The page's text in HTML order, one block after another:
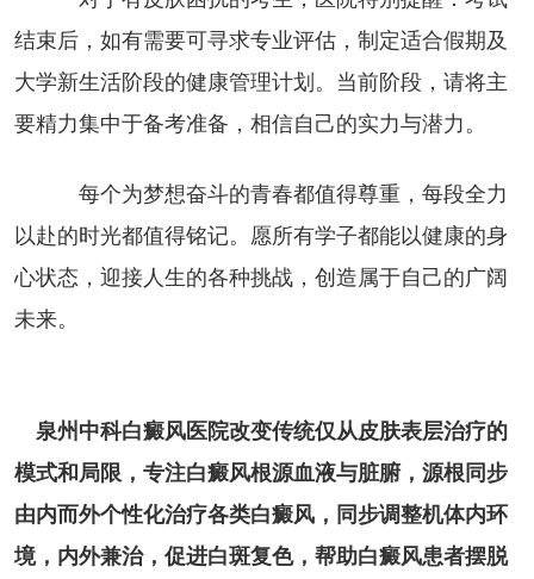
结束后，如有需要可寻求专业评估，制定适合假期及
大学新生活阶段的健康管理计划。当前阶段，请将主
要精力集中于备考准备，相信自己的实力与潜力。
每个为梦想奋斗的青春都值得尊重，每段全力
以赴的时光都值得铭记。愿所有学子都能以健康的身
心状态，迎接人生的各种挑战，创造属于自己的广阔
未来。
泉州中科白癜风医院改变传统仅从皮肤表层治疗的
模式和局限，专注白癜风根源血液与脏腑，源根同步
由内而外个性化治疗各类白癜风，同步调整机体内环
境，内外兼治，促进白斑复色，帮助白癜风患者摆脱